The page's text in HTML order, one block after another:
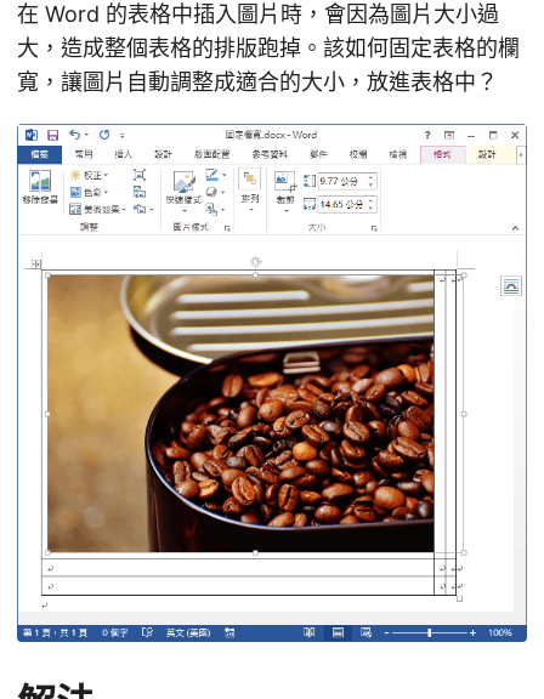
在 Word 的表格中插入圖片時，會因為圖片大小過
大，造成整個表格的排版跑掉。該如何固定表格的欄
寬，讓圖片自動調整成適合的大小，放進表格中？